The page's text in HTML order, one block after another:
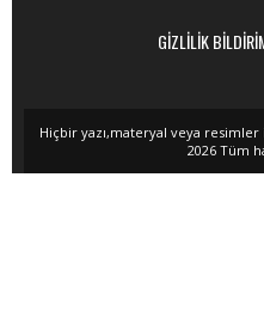
GİZLİLİK
Hiçbir yazı,materyal veya
2026 Tüm